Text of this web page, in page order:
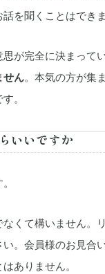
を聞くことはできま
が完全に決まって
せん。本気の方が集
。
いいですか
なくて構いません。
い。会員様のお見合
ありません。